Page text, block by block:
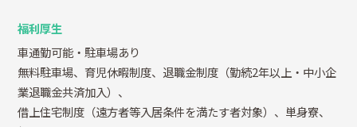
福利厚生
車通勤可能・駐車場あり
無料駐車場、育児休暇制度、退職金制度（勤続2年以上・中小企
業退職金共済加入）、
借上住宅制度（遠方者等入居条件を満たす者対象）、単身寮、